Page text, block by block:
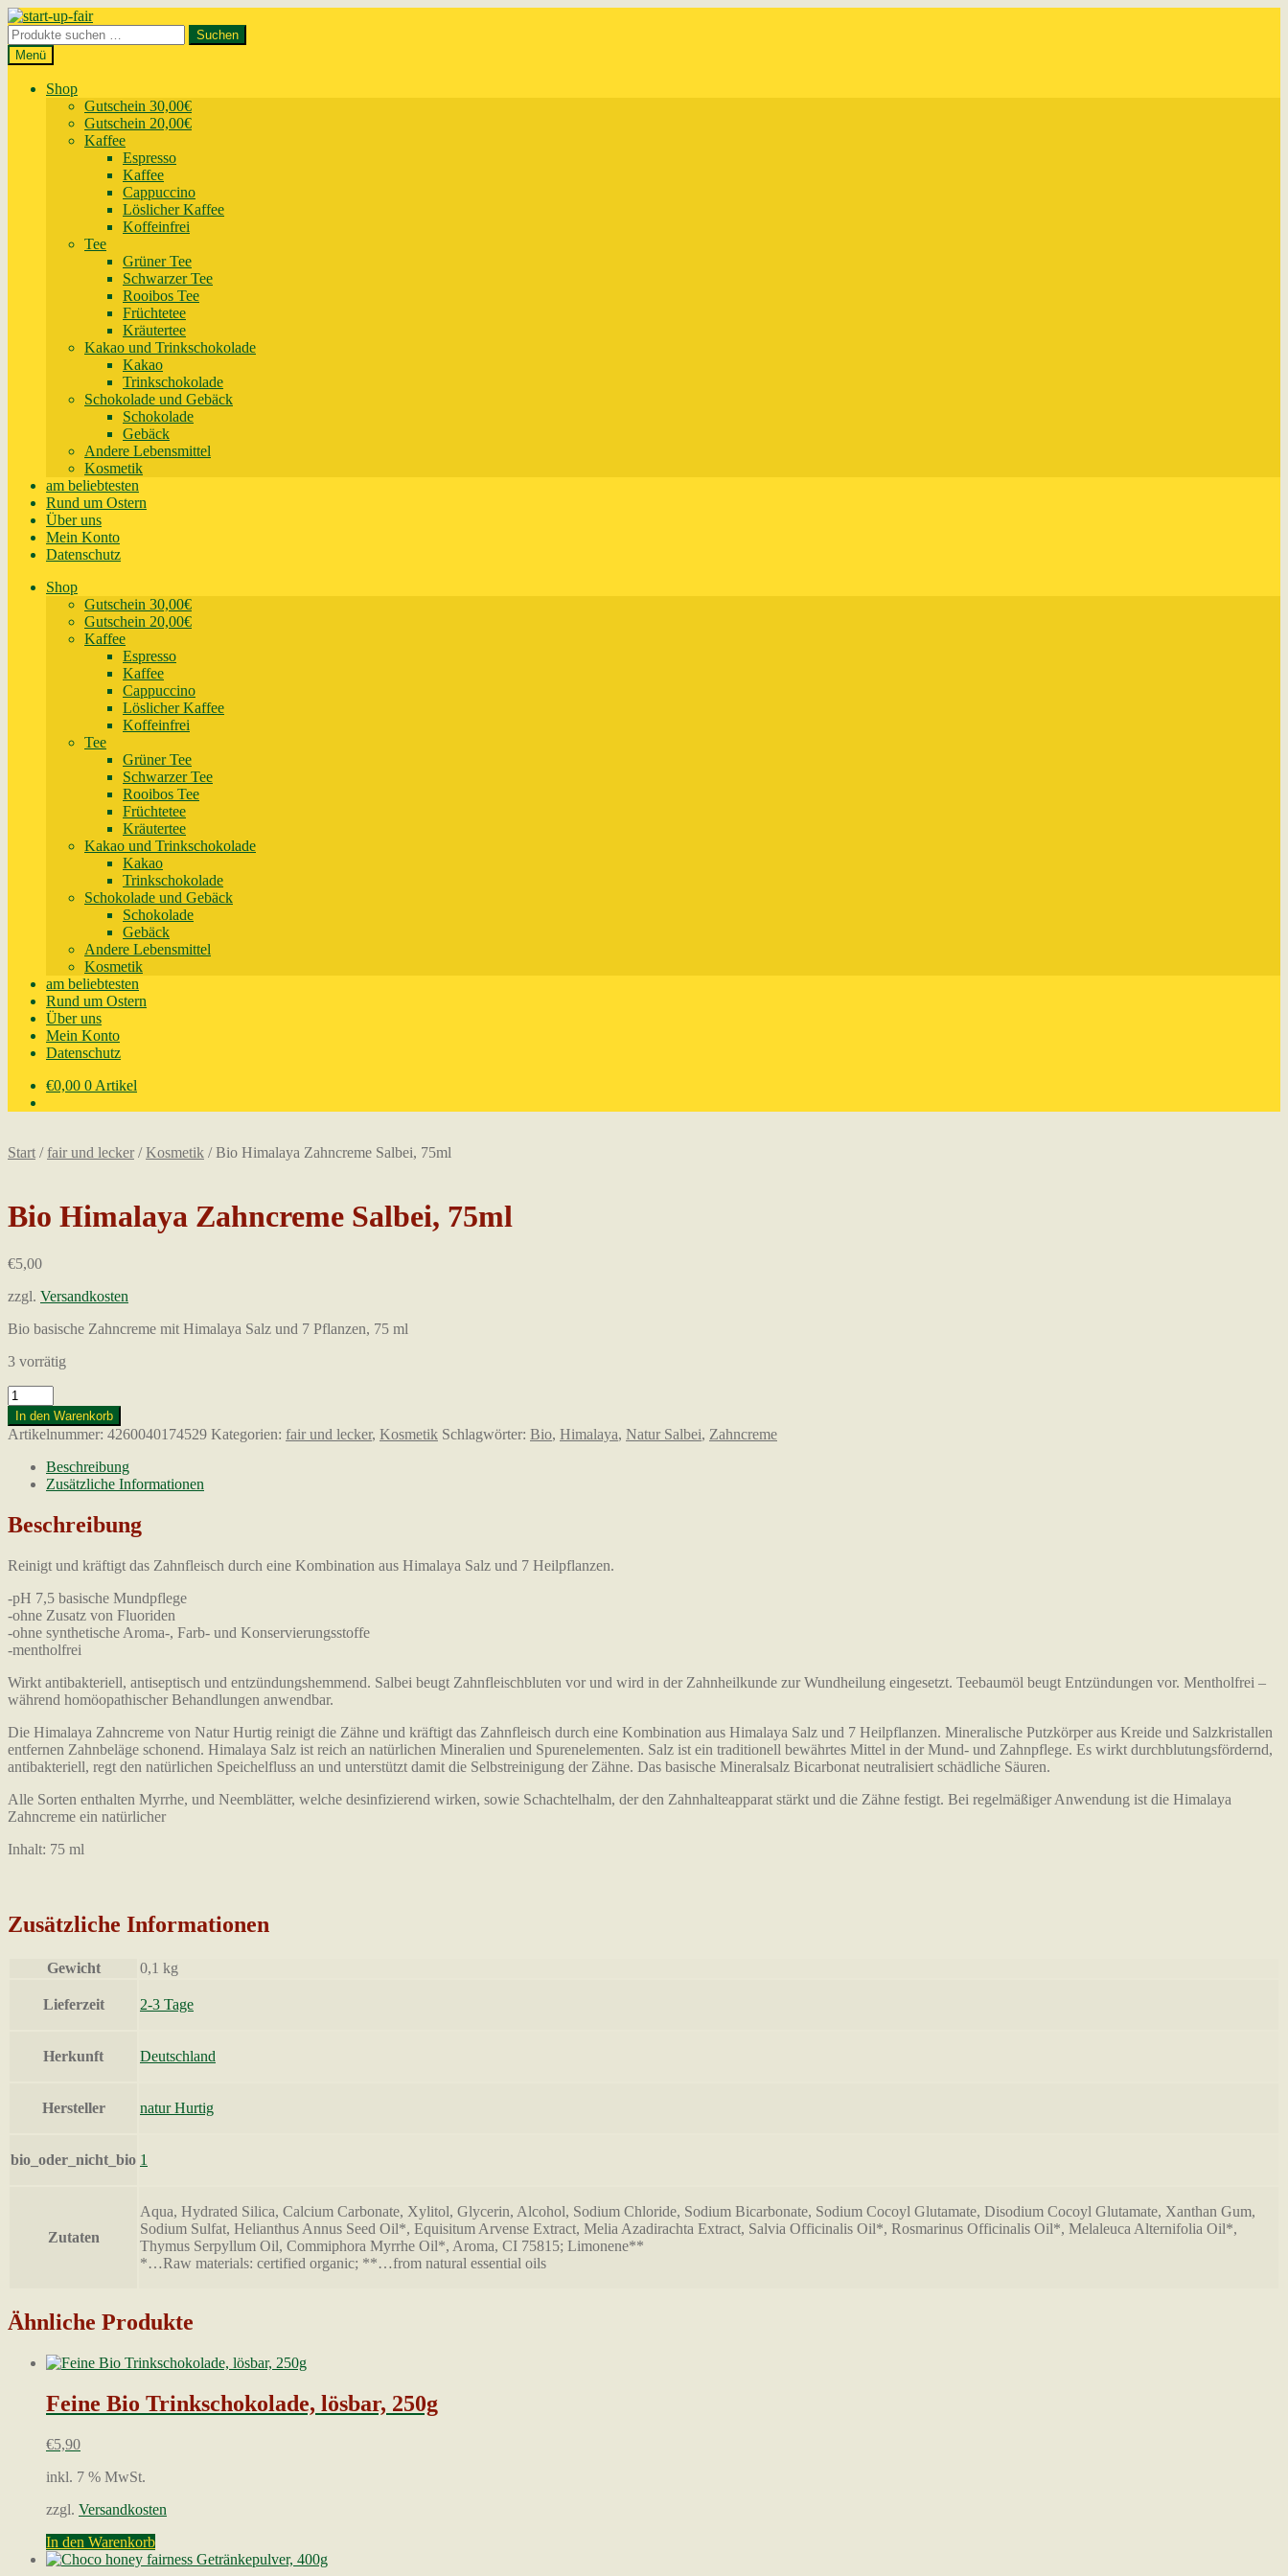
Zur
Navigation
springen
Zum
Inhalt
springen
Suchen
nach:
Suchen
Menü
Shop
Gutschein 30,00€
Gutschein 20,00€
Kaffee
Espresso
Kaffee
Cappuccino
Löslicher Kaffee
Koffeinfrei
Tee
Grüner Tee
Schwarzer Tee
Rooibos Tee
Früchtetee
Kräutertee
Kakao und Trinkschokolade
Kakao
Trinkschokolade
Schokolade und Gebäck
Schokolade
Gebäck
Andere Lebensmittel
Kosmetik
am beliebtesten
Rund um Ostern
Über uns
Mein Konto
Datenschutz
Shop
Gutschein 30,00€
Gutschein 20,00€
Kaffee
Espresso
Kaffee
Cappuccino
Löslicher Kaffee
Koffeinfrei
Tee
Grüner Tee
Schwarzer Tee
Rooibos Tee
Früchtetee
Kräutertee
Kakao und Trinkschokolade
Kakao
Trinkschokolade
Schokolade und Gebäck
Schokolade
Gebäck
Andere Lebensmittel
Kosmetik
am beliebtesten
Rund um Ostern
Über uns
Mein Konto
Datenschutz
€0,00 0 Artikel
Start /fair und lecker /Kosmetik /Bio Himalaya Zahncreme Salbei, 75ml
Bio Himalaya Zahncreme Salbei, 75ml
€5,00
zzgl. Versandkosten
Bio basische Zahncreme mit Himalaya Salz und 7 Pflanzen, 75 ml
3 vorrätig
Bio
Himalaya
Zahncreme
Salbei,
75ml
Menge
In den Warenkorb
Artikelnummer: 4260040174529 Kategorien: fair und lecker, Kosmetik Schlagwörter: Bio, Himalaya, Natur Salbei, Zahncreme
Beschreibung
Zusätzliche Informationen
Beschreibung
Reinigt und kräftigt das Zahnfleisch durch eine Kombination aus Himalaya Salz und 7 Heilpflanzen.
-pH 7,5 basische Mundpflege
-ohne Zusatz von Fluoriden
-ohne synthetische Aroma-, Farb- und Konservierungsstoffe
-mentholfrei
Wirkt antibakteriell, antiseptisch und entzündungshemmend. Salbei beugt Zahnfleischbluten vor und wird in der Zahnheilkunde zur Wundheilung eingesetzt. Teebaumöl beugt Entzündungen vor. Mentholfrei –
während homöopathischer Behandlungen anwendbar.
Die Himalaya Zahncreme von Natur Hurtig reinigt die Zähne und kräftigt das Zahnfleisch durch eine Kombination aus Himalaya Salz und 7 Heilpflanzen. Mineralische Putzkörper aus Kreide und Salzkristallen
entfernen Zahnbeläge schonend. Himalaya Salz ist reich an natürlichen Mineralien und Spurenelementen. Salz ist ein traditionell bewährtes Mittel in der Mund- und Zahnpflege. Es wirkt durchblutungsfördernd,
antibakteriell, regt den natürlichen Speichelfluss an und unterstützt damit die Selbstreinigung der Zähne. Das basische Mineralsalz Bicarbonat neutralisiert schädliche Säuren.
Alle Sorten enthalten Myrrhe, und Neemblätter, welche desinfizierend wirken, sowie Schachtelhalm, der den Zahnhalteapparat stärkt und die Zähne festigt. Bei regelmäßiger Anwendung ist die Himalaya
Zahncreme ein natürlicher
Inhalt: 75 ml
Zusätzliche Informationen
Gewicht 0,1 kg
Lieferzeit 2-3 Tage
Herkunft Deutschland
Hersteller natur Hurtig
bio_oder_nicht_bio 1
Zutaten
Aqua, Hydrated Silica, Calcium Carbonate, Xylitol, Glycerin, Alcohol, Sodium Chloride, Sodium Bicarbonate, Sodium Cocoyl Glutamate, Disodium Cocoyl Glutamate, Xanthan Gum,
Sodium Sulfat, Helianthus Annus Seed Oil*, Equisitum Arvense Extract, Melia Azadirachta Extract, Salvia Officinalis Oil*, Rosmarinus Officinalis Oil*, Melaleuca Alternifolia Oil*,
Thymus Serpyllum Oil, Commiphora Myrrhe Oil*, Aroma, CI 75815; Limonene**
*…Raw materials: certified organic; **…from natural essential oils
Ähnliche Produkte
Feine Bio Trinkschokolade, lösbar, 250g
€5,90
inkl. 7 % MwSt.
zzgl. Versandkosten
In den Warenkorb